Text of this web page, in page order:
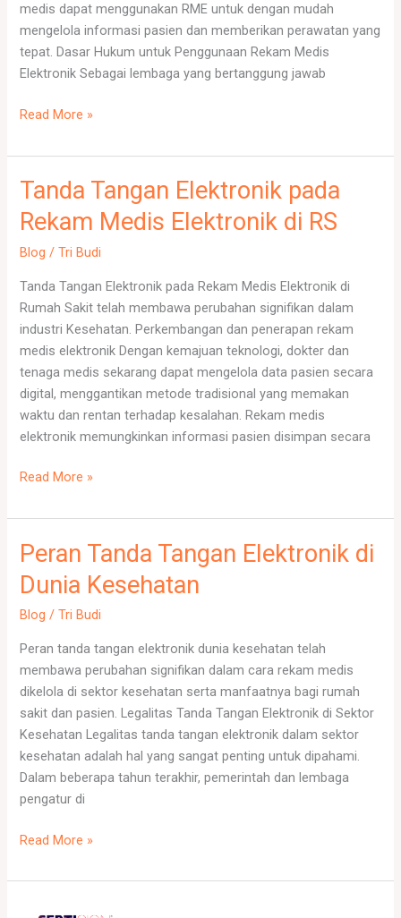
medis dapat menggunakan RME untuk dengan mudah
mengelola informasi pasien dan memberikan perawatan yang
tepat. Dasar Hukum untuk Penggunaan Rekam Medis
Elektronik Sebagai lembaga yang bertanggung jawab
Read More »
Tanda Tangan Elektronik pada
Rekam Medis Elektronik di RS
Blog /Tri Budi
Tanda Tangan Elektronik pada Rekam Medis Elektronik di
Rumah Sakit telah membawa perubahan signifikan dalam
industri Kesehatan. Perkembangan dan penerapan rekam
medis elektronik Dengan kemajuan teknologi, dokter dan
tenaga medis sekarang dapat mengelola data pasien secara
digital, menggantikan metode tradisional yang memakan
waktu dan rentan terhadap kesalahan. Rekam medis
elektronik memungkinkan informasi pasien disimpan secara
Tanda
Elektronik
pada
Medis
Elektronik
di
RS
Read More »
Peran Tanda Tangan Elektronik di
Dunia Kesehatan
Blog /Tri Budi
Peran tanda tangan elektronik dunia kesehatan telah
membawa perubahan signifikan dalam cara rekam medis
dikelola di sektor kesehatan serta manfaatnya bagi rumah
sakit dan pasien. Legalitas Tanda Tangan Elektronik di Sektor
Kesehatan Legalitas tanda tangan elektronik dalam sektor
kesehatan adalah hal yang sangat penting untuk dipahami.
Dalam beberapa tahun terakhir, pemerintah dan lembaga
pengatur di
Peran
Tangan
Elektronik
Dunia
Kesehatan
Read More »